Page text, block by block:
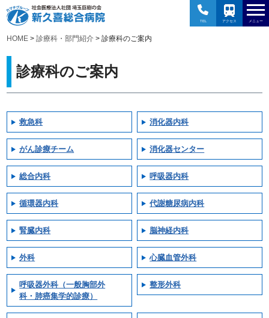
TEL アクセス メニュー
HOME >診療科・部門紹介 > 診療科のご案内
診療科のご案内
救急科 消化器内科
がん診療チーム 消化器センター
総合内科 呼吸器内科
循環器内科 代謝糖尿病内科
腎臓内科 脳神経内科
外科 心臓血管外科
呼吸器外科（一般胸部外
科・肺癌集学的診療）
整形外科